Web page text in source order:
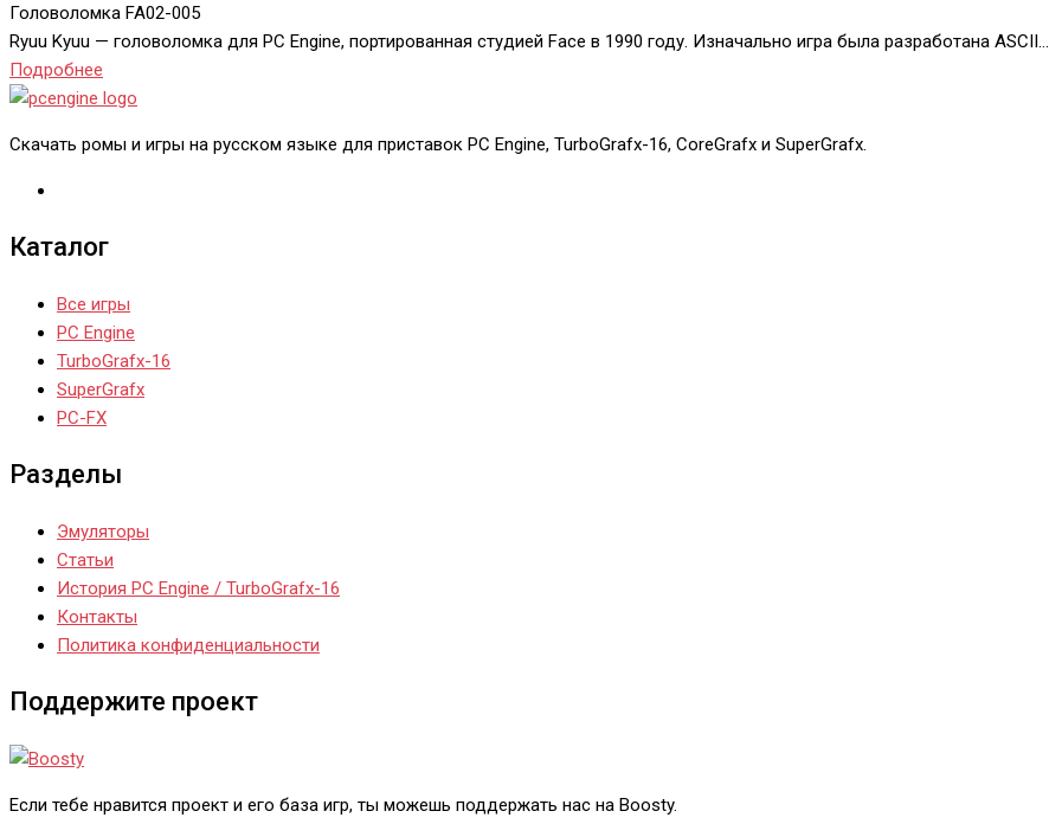
Головоломка FA02-005
Ryuu Kyuu — головоломка для PC Engine, портированная студией Face в 1990 году. Изначально игра была разработана ASCII…
Подробнее
Скачать ромы и игры на русском языке для приставок PC Engine, TurboGrafx-16, CoreGrafx и SuperGrafx.
Каталог
Все игры
PC Engine
TurboGrafx-16
SuperGrafx
PC-FX
Разделы
Эмуляторы
Статьи
История PC Engine / TurboGrafx-16
Контакты
Политика конфиденциальности
Поддержите проект
Если тебе нравится проект и его база игр, ты можешь поддержать нас на Boosty.